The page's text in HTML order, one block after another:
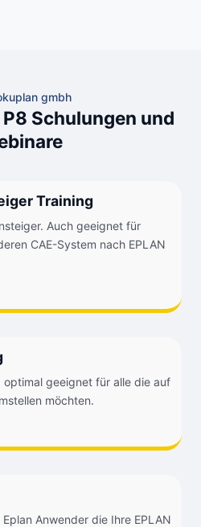
gmbh
Schulungen und
Training
Auch geeignet für
CAE-System nach EPLAN
optimal geeignet für alle die auf
möchten.
Anwender die Ihre EPLAN